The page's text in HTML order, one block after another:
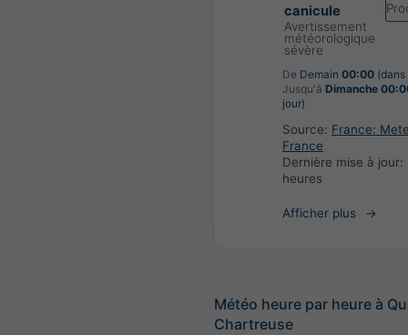
canicule
Avertissement
météorologique
sévère
De Demain 00:00
Jusqu'à Dimanche
jour)
Source: France:
France
Dernière mise à jour:
heures
Afficher plus
Météo heure par heure à
Chartreuse